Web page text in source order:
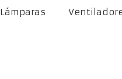
Lámparas